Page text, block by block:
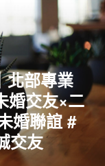
北部專業
婚交友×二
婚聯誼 #
交友